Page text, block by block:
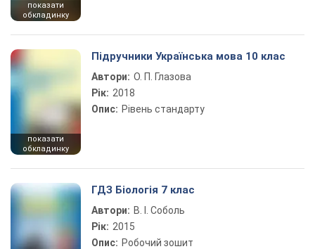
показати
обкладинку
показати
обкладинку
Підручники Українська мова 10 клас
Автори: О. П. Глазова
Рік: 2018
Опис: Рівень стандарту
ГДЗ Біологія 7 клас
Автори: В. І. Соболь
Рік: 2015
Опис: Робочий зошит